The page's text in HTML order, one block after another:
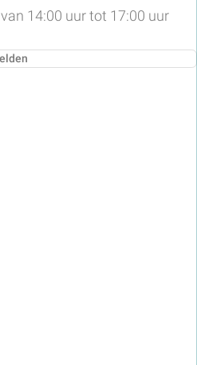
14:00 uur tot 17:00 uur